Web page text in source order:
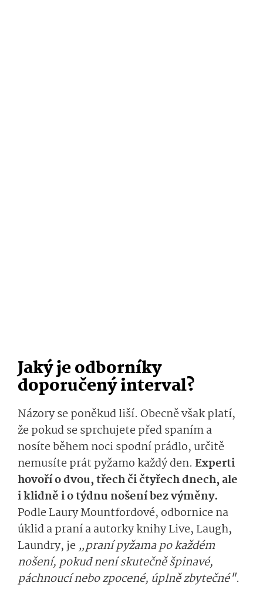
Jaký je odborníky
doporučený interval?
Názory se poněkud liší. Obecně však platí,
že pokud se sprchujete před spaním a
nosíte během noci spodní prádlo, určitě
nemusíte prát pyžamo každý den. Experti
hovoří o dvou, třech či čtyřech dnech, ale
i klidně i o týdnu nošení bez výměny.
Podle Laury Mountfordové, odbornice na
úklid a praní a autorky knihy Live, Laugh,
Laundry, je „praní pyžama po každém
nošení, pokud není skutečně špinavé,
páchnoucí nebo zpocené, úplně zbytečné".